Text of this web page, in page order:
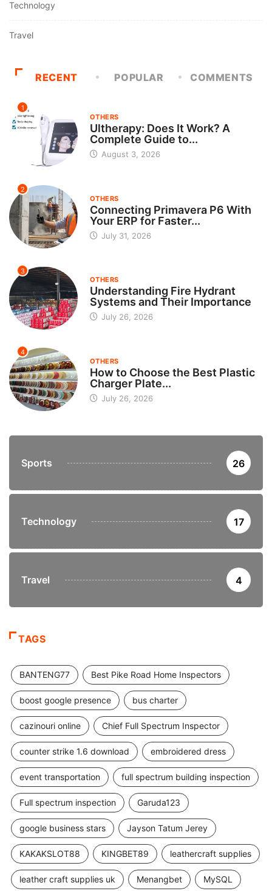
Technology
Travel
RECENT POPULAR COMMENTS
1
OTHERS
Ultherapy: Does It Work? A
Complete Guide to...
August 3, 2026
2
OTHERS
Connecting Primavera P6 With
Your ERP for Faster...
July 31, 2026
3
OTHERS
Understanding Fire Hydrant
Systems and Their Importance
July 26, 2026
4
OTHERS
How to Choose the Best Plastic
Charger Plate...
July 26, 2026
Sports 26
Technology 17
Travel 4
TAGS
BANTENG77 Best Pike Road Home Inspectors
boost google presence bus charter
cazinouri online Chief Full Spectrum Inspector
counter strike 1.6 download embroidered dress
event transportation full spectrum building inspection
Full spectrum inspection Garuda123
google business stars Jayson Tatum Jerey
KAKAKSLOT88 KINGBET89 leathercraft supplies
leather craft supplies uk Menangbet MySQL